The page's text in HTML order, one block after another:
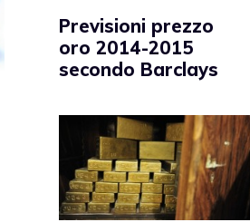
Previsioni prezzo
oro 2014-2015
secondo Barclays